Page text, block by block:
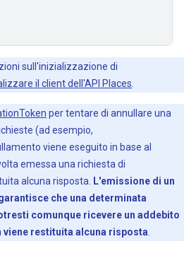
sull'inizializzazione di
il client dell'API Places
per tentare di annullare una
(ad esempio,
viene eseguito in base al
emessa una richiesta di
alcuna risposta.
L'emissione di un
che una determinata
comunque ricevere un addebito
viene restituita alcuna risposta